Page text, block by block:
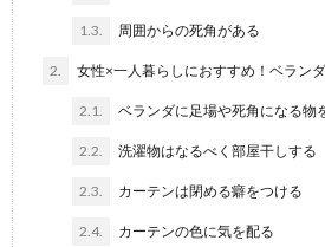
1.3. 周囲からの死角がある
2. 女性×一人暮らしにおすすめ！ベラン
2.1. ベランダに足場や死角になる物
2.2. 洗濯物はなるべく部屋干しする
2.3. カーテンは閉める癖をつける
2.4. カーテンの色に気を配る